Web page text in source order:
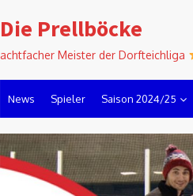
to
Die Prellböcke
achtfacher Meister der Dorfteichliga
News Spieler Saison 2024/25